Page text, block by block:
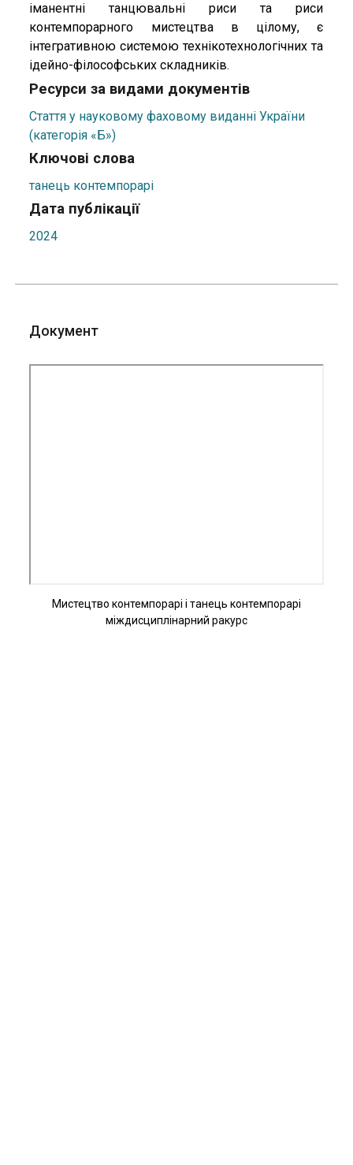
іманентні танцювальні риси та риси
контемпорарного мистецтва в цілому, є
інтегративною системою технікотехнологічних та
ідейно-філософських складників.
Ресурси за видами документів
Стаття у науковому фаховому виданні України
(категорія «Б»)
Ключові слова
танець контемпорарі
Дата публікації
2024
Документ
Мистецтво контемпорарі і танець контемпорарі
міждисциплінарний ракурс